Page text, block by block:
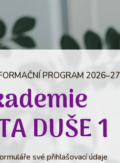
PROGRAM 2026–27
DUŠE 1
své přihlašovací údaje